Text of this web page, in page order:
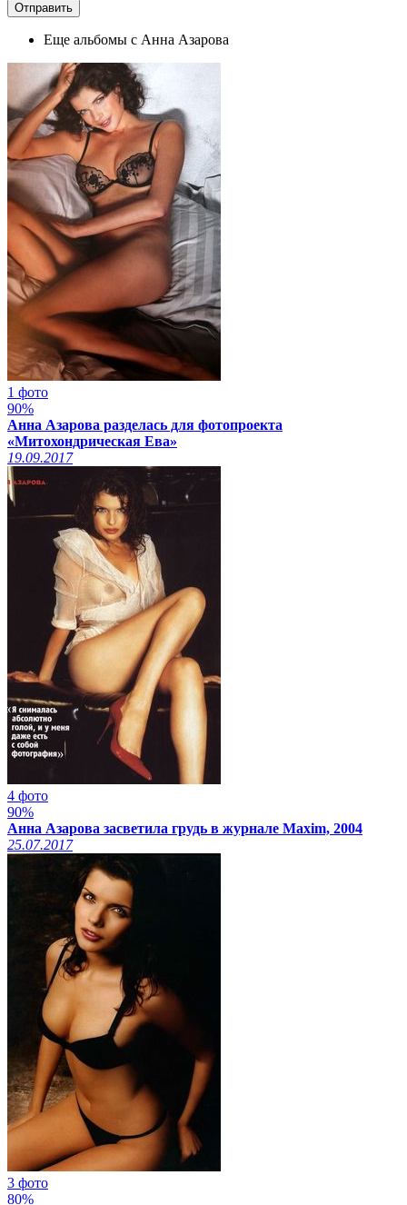
Еще альбомы с Анна Азарова
1 фото
90%
Анна Азарова разделась для фотопроекта
«Митохондрическая Ева»
19.09.2017
4 фото
90%
Анна Азарова засветила грудь в журнале Maxim, 2004
25.07.2017
3 фото
80%